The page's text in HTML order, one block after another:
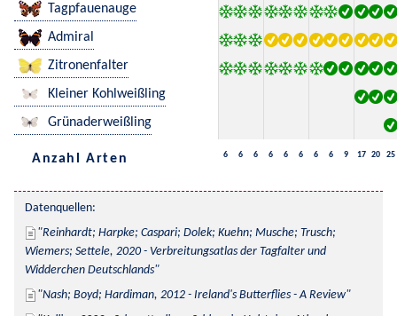
Tagpfauenauge
Admiral
Zitronenfalter
Kleiner Kohlweißling
Grünaderweißling
Anzahl Arten 6 6 6 6 6 6 6 6 9 17 20 25
Datenquellen:
Reinhardt; Harpke; Caspari; Dolek; Kuehn; Musche; Trusch;
Wiemers; Settele, 2020 - Verbreitungsatlas der Tagfalter und
Widderchen Deutschlands
Nash; Boyd; Hardiman, 2012 - Ireland's Butterflies - A Review